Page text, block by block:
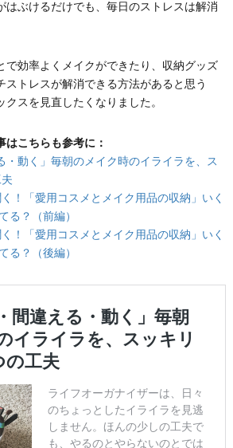
はぶけるだけでも、毎日のストレスは解消
で効率よくメイクができたり、収納グッズ
ストレスが解消できる方法があると思う
スを見直したくなりました。
はこちらも参考に：
・動く」毎朝のメイク時のイライラを、ス
！「愛用コスメとメイク用品の収納」いく
る？（前編）
！「愛用コスメとメイク用品の収納」いく
る？（後編）